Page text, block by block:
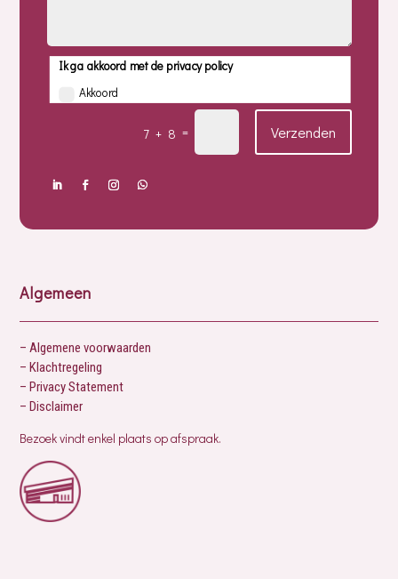
Ik ga akkoord met de privacy policy
Akkoord
7 + 8 = Verzenden
Algemeen
– Algemene voorwaarden
– Klachtregeling
– Privacy Statement
– Disclaimer
Bezoek vindt enkel plaats op afspraak.